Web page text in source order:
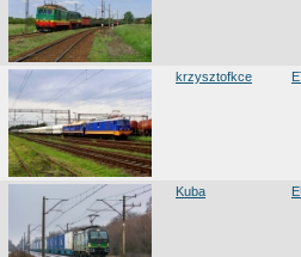
krzysztofkce
Kuba